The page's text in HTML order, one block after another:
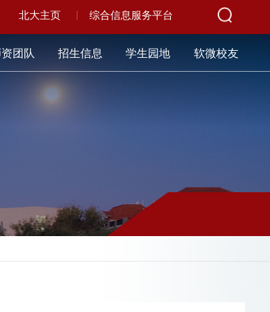
北大主页 综合信息服务平台
团队 招生信息 学生园地 软微校友